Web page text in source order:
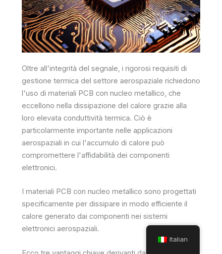
Oltre all'integrità del segnale, i rigorosi requisiti di
gestione termica del settore aerospaziale richiedono
l'uso di materiali PCB con nucleo metallico, che
eccellono nella dissipazione del calore grazie alla
loro elevata conduttività termica. Ciò è
particolarmente importante nelle applicazioni
aerospaziali in cui l'accumulo di calore può
compromettere l'affidabilità dei componenti
elettronici.
I materiali PCB con nucleo metallico sono progettati
specificamente per dissipare in modo efficiente il
calore generato dai componenti nei sistemi
elettronici aerospaziali.
Italian